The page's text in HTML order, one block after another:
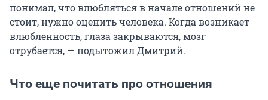
понимал, что влюбляться в начале отношений не
стоит, нужно оценить человека. Когда возникает
влюбленность, глаза закрываются, мозг
отрубается, — подытожил Дмитрий.
Что еще почитать про отношения